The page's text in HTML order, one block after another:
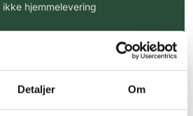
Detaljer Om
hjemmelevering
levering (30 min. i Kbh)